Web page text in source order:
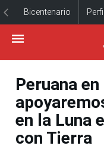
Bicentenario
Peruana
en la Luna
con Tierra